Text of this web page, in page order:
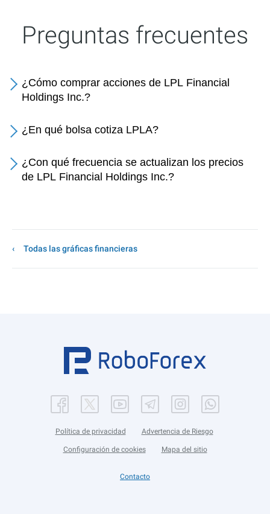
Preguntas frecuentes
¿Cómo comprar acciones de LPL Financial
Holdings Inc.?
¿En qué bolsa cotiza LPLA?
¿Con qué frecuencia se actualizan los precios
de LPL Financial Holdings Inc.?
Todas las gráficas financieras
Política de privacidad Advertencia de Riesgo
Configuración de cookies Mapa del sitio
Contacto